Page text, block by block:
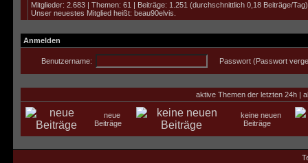
Mitglieder: 2.683 | Themen: 61 | Beiträge: 1.251 (durchschnittlich 0,18 Beiträge/Tag)
Unser neuestes Mitglied heißt: beau90elvis
Anmelden
Benutzername: Passwort (Passwort
aktive Themen der letzten 24h|
neue
Beiträge
keine neuen
Beiträge